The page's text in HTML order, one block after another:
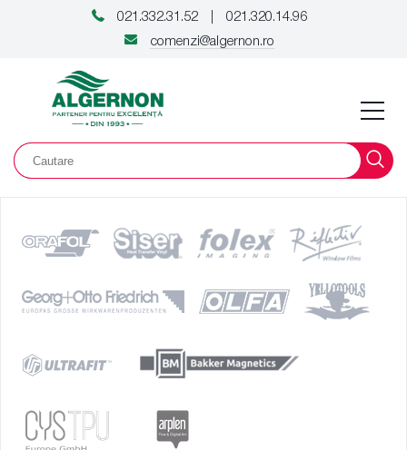
021.332.31.52
021.320.14.96
comenzi@algernon.ro